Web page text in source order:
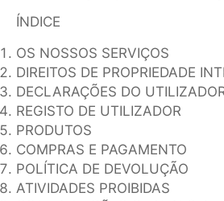
ÍNDICE
OS NOSSOS SERVIÇOS
DIREITOS DE PROPRIEDADE
DECLARAÇÕES DO
REGISTO DE UTILIZADOR
PRODUTOS
COMPRAS E PAGAMENTO
POLÍTICA DE DEVOLUÇÃO
ATIVIDADES PROIBIDAS